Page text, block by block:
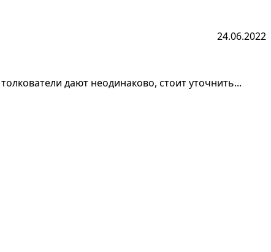
24.06.2022
дают неодинаково, стоит уточнить...